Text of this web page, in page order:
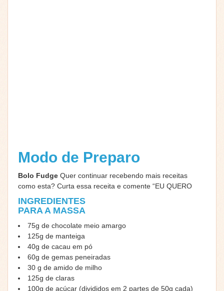
Modo de Preparo
Bolo Fudge Quer continuar recebendo mais receitas
como esta? Curta essa receita e comente “EU QUERO
INGREDIENTES
PARA A MASSA
75g de chocolate meio amargo
125g de manteiga
40g de cacau em pó
60g de gemas peneiradas
30 g de amido de milho
125g de claras
100g de açúcar (divididos em 2 partes de 50g cada)